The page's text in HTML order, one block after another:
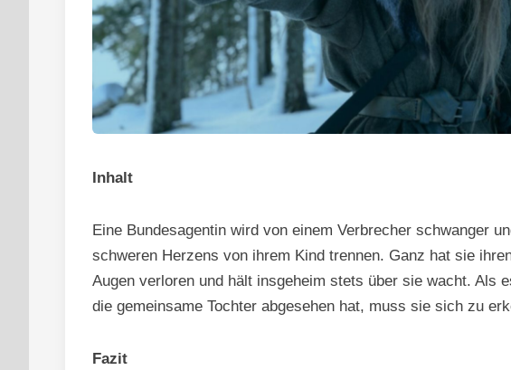
Inhalt
Eine Bundesagentin wird von einem Verbrecher schwanger
schweren Herzens von ihrem Kind trennen. Ganz hat sie
Augen verloren und hält insgeheim stets über sie wacht. Als
die gemeinsame Tochter abgesehen hat, muss sie sich zu
Fazit